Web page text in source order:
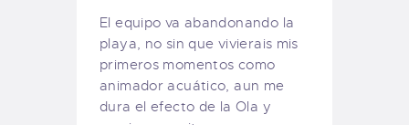
El equipo va abandonando la
playa, no sin que vivierais mis
primeros momentos como
animador acuático, aun me
dura el efecto de la Ola y